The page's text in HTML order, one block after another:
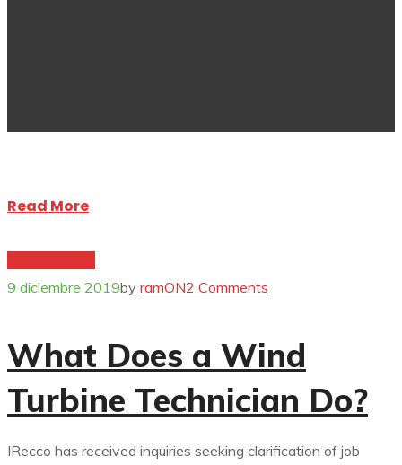
Read More
9 diciembre 2019by ramON2 Comments
What Does a Wind
Turbine Technician Do?
IRecco has received inquiries seeking clarification of job